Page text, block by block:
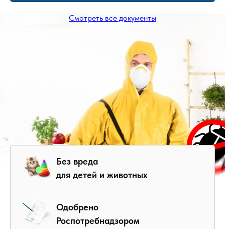
Смотреть все документы
Без вреда
для детей и животных
Одобрено
Роспотребнадзором